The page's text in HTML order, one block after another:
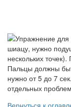
шиацу, нужно
нескольких
Пальцы должны
нужно от 5 до 7
отдельных